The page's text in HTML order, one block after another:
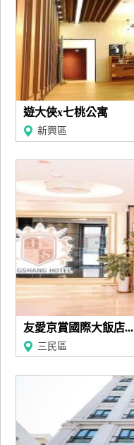
遊大俠x七桃公寓
新興區
友愛京賞國際大飯店...
三民區